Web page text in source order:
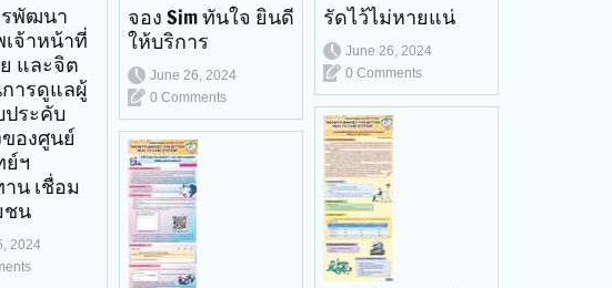
พัฒนา
จ้าหน้าที่
และจิต
ารดูแลผู้
ระคับ
องศูนย์
ฯ
น เชื่อม
ชน
2024
จอง Sim ทันใจ ยินดี
ให้บริการ
June 26, 2024
0 Comments
รัดไว้ไม่หายแน่
June 26, 2024
0 Comments